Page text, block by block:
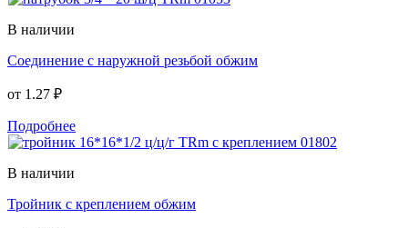
В наличии
Соединение с наружной резьбой обжим
от 1.27 ₽
Подробнее
В наличии
Тройник с креплением обжим